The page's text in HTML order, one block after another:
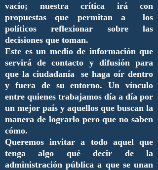
vacío; nuestra crítica irá con
propuestas que permitan a los
políticos reflexionar sobre las
decisiones que toman.
Este es un medio de información que
servirá de contacto y difusión para
que la ciudadanía se haga oír dentro
y fuera de su entorno. Un vínculo
entre quienes trabajamos día a día por
un mejor país y aquellos que buscan la
manera de lograrlo pero que no saben
cómo.
Queremos invitar a todo aquel que
tenga algo qué decir de la
administración pública a que se unan